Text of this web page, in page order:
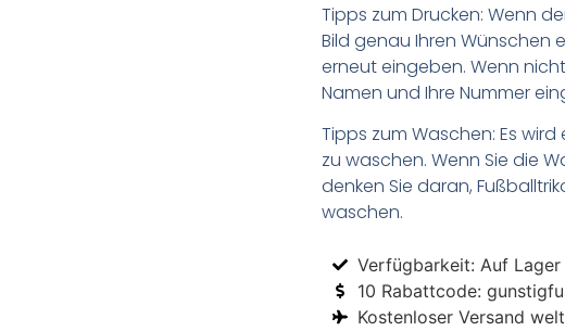
Tipps zum Drucken: Wenn
Bild genau Ihren Wünschen
erneut eingeben. Wenn
Namen und Ihre Nummer
Tipps zum Waschen: Es
zu waschen. Wenn Sie die
denken Sie daran,
waschen.
Verfügbarkeit: Auf Lager
10 Rabattcode:
Kostenloser Versand